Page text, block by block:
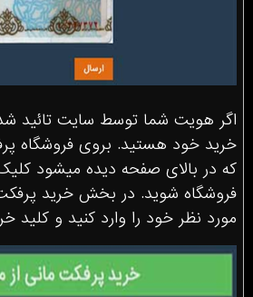
اگر هویت شما توسط سایت تائید
خرید خود هستید. بروی فروشگاه
که در بالای صفحه دیده میشود
فروشگاه شوید. در بخش خرید
مورد نظر خود را وارد کنید و کلید